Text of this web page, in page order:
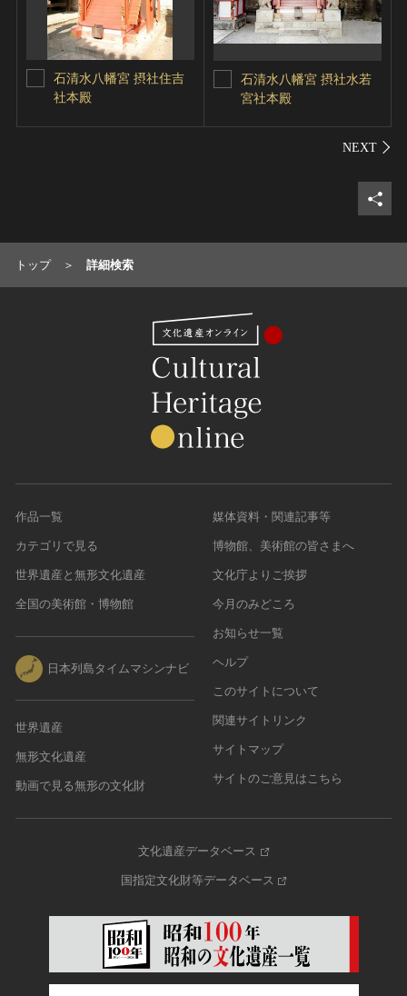
石清水八幡宮 摂社住吉
社本殿
石清水八幡宮 摂社水若
宮社本殿
シェ
トップ 詳細検索
作品一覧
カテゴリで見る
世界遺産と無形文化遺産
全国の美術館・博物館
日本列島タイムマシンナビ
世界遺産
無形文化遺産
動画で見る無形の文化財
媒体資料・関連記事等
博物館、美術館の皆さまへ
文化庁よりご挨拶
今月のみどころ
お知らせ一覧
ヘルプ
このサイトについて
関連サイトリンク
サイトマップ
サイトのご意見はこちら
文化遺産データベース
国指定文化財等データベース